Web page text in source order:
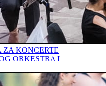
ZA KONCERTE
ORKESTRA I